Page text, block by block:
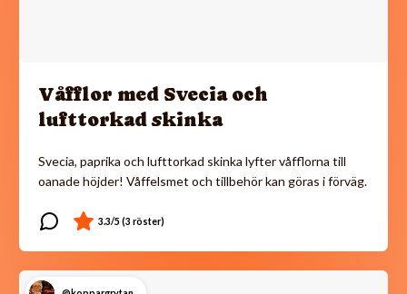
Våfflor med Svecia och
lufttorkad skinka
Svecia, paprika och lufttorkad skinka lyfter våfflorna till
oanade höjder! Våffelsmet och tillbehör kan göras i förväg.